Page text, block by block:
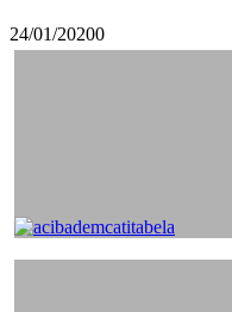
24/01/20200